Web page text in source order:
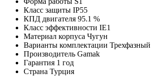
Класс защиты IP55
КПД двигателя 95.1 %
Класс эффективности IE1
Материал корпуса Чугун
Варианты комплектации Трехфазный
Производитель Gamak
Гарантия 1 год
Страна Турция